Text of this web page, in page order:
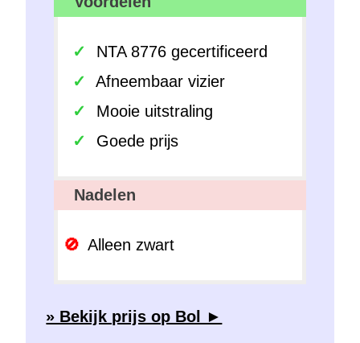
NTA 8776 gecertificeerd
Afneembaar vizier
Mooie uitstraling
Goede prijs
Nadelen
Alleen zwart
» Bekijk prijs op Bol ►